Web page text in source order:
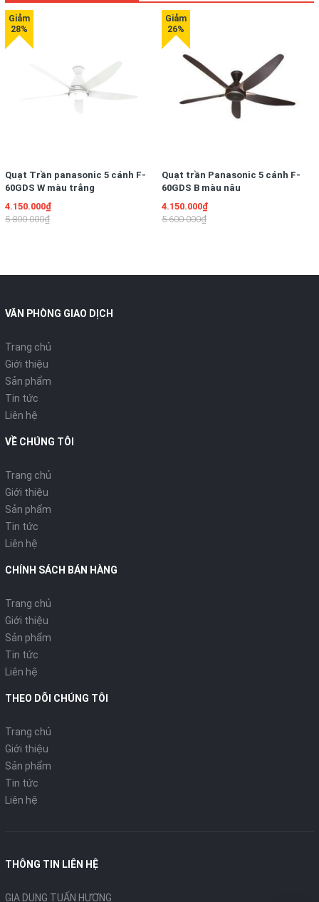
Quạt Trần panasonic 5 cánh F-
60GDS W màu trắng
4.150.000₫
5.800.000₫
Quạt trần Panasonic 5 cánh F-
60GDS B màu nâu
4.150.000₫
5.600.000₫
VĂN PHÒNG GIAO DỊCH
Trang chủ
Giới thiệu
Sản phẩm
Tin tức
Liên hệ
VỀ CHÚNG TÔI
Trang chủ
Giới thiệu
Sản phẩm
Tin tức
Liên hệ
CHÍNH SÁCH BÁN HÀNG
Trang chủ
Giới thiệu
Sản phẩm
Tin tức
Liên hệ
THEO DÕI CHÚNG TÔI
Trang chủ
Giới thiệu
Sản phẩm
Tin tức
Liên hệ
THÔNG TIN LIÊN HỆ
GIA DỤNG TUẤN HƯƠNG